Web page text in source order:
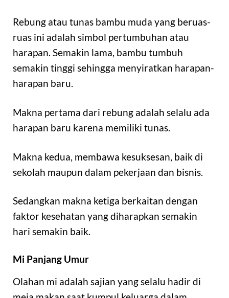
Rebung atau tunas bambu muda yang beruas-
ruas ini adalah simbol pertumbuhan atau
harapan. Semakin lama, bambu tumbuh
semakin tinggi sehingga menyiratkan harapan-
harapan baru.
Makna pertama dari rebung adalah selalu ada
harapan baru karena memiliki tunas.
Makna kedua, membawa kesuksesan, baik di
sekolah maupun dalam pekerjaan dan bisnis.
Sedangkan makna ketiga berkaitan dengan
faktor kesehatan yang diharapkan semakin
hari semakin baik.
Mi Panjang Umur
Olahan mi adalah sajian yang selalu hadir di